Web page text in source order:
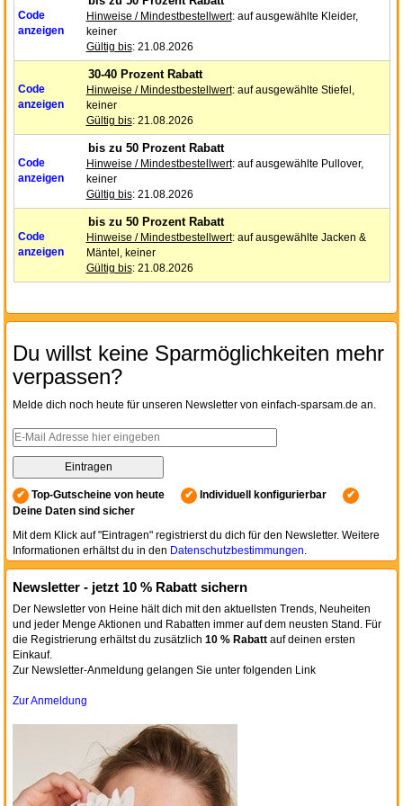
Code
anzeigen
Hinweise / Mindestbestellwert: auf ausgewählte Kleider,
keiner
Gültig bis: 21.08.2026
Code
anzeigen
30-40 Prozent Rabatt
Hinweise / Mindestbestellwert: auf ausgewählte Stiefel,
keiner
Gültig bis: 21.08.2026
Code
anzeigen
bis zu 50 Prozent Rabatt
Hinweise / Mindestbestellwert: auf ausgewählte Pullover,
keiner
Gültig bis: 21.08.2026
Code
anzeigen
bis zu 50 Prozent Rabatt
Hinweise / Mindestbestellwert: auf ausgewählte Jacken &
Mäntel, keiner
Gültig bis: 21.08.2026
Du willst keine Sparmöglichkeiten mehr
verpassen?
Melde dich noch heute für unseren Newsletter von einfach-sparsam.de an.
✔ Top-Gutscheine von heute ✔ Individuell konfigurierbar
✔
Deine Daten sind sicher
Mit dem Klick auf "Eintragen" registrierst du dich für den Newsletter. Weitere
Informationen erhältst du in den Datenschutzbestimmungen.
Newsletter - jetzt 10 % Rabatt sichern
Der Newsletter von Heine hält dich mit den aktuellsten Trends, Neuheiten
und jeder Menge Aktionen und Rabatten immer auf dem neusten Stand. Für
die Registrierung erhältst du zusätzlich10 % Rabatt auf deinen ersten
Einkauf.
Zur Newsletter-Anmeldung gelangen Sie unter folgenden Link
Zur Anmeldung